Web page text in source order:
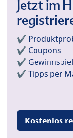
Jetzt im
✔️
✔️ Coupons
✔️
✔️ Tipps per
Kostenlos